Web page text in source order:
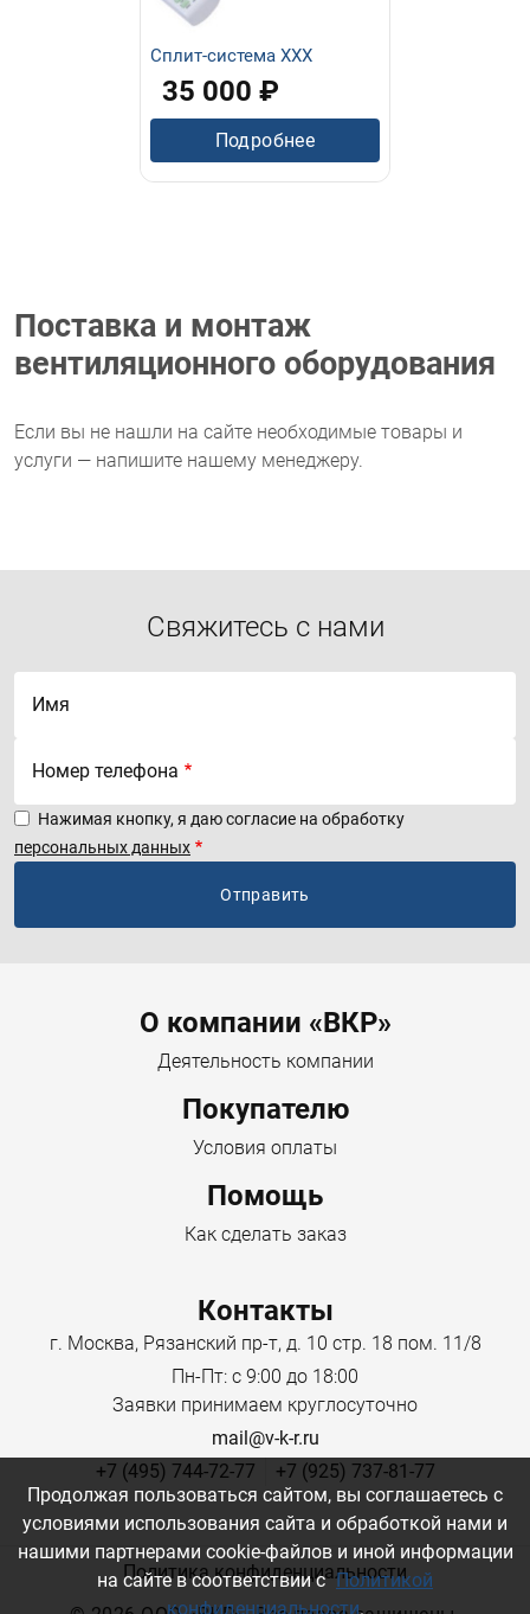
Сплит-система ХХХ
35 000 ₽
Подробнее
Поставка и монтаж
вентиляционного оборудования
Если вы не нашли на сайте необходимые товары и
услуги — напишите нашему менеджеру.
Свяжитесь с нами
Имя
Номер телефона
Нажимая кнопку, я даю согласие на обработку
персональных данных
Menu footerО компании «ВКР»
Деятельность компании
Покупателю
Условия оплаты
Помощь
Как сделать заказ
Контакты
г. Москва, Рязанский пр-т, д. 10 стр. 18 пом. 11/8
Пн-Пт: с 9:00 до 18:00
Заявки принимаем круглосуточно
mail@v-k-r.ru
+7 (495) 744-72-77
+7 (925) 737-81-77
Политика конфиденциальности
Продолжая пользоваться сайтом, вы соглашаетесь с
условиями использования сайта и обработкой нами и
нашими партнерами cookie-файлов и иной информации
на сайте в соответствии с Политикой
конфиденциальности.